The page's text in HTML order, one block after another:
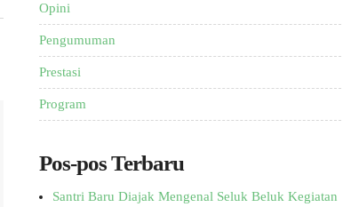
Opini
Pengumuman
Prestasi
Program
Pos-pos Terbaru
Santri Baru Diajak Mengenal Seluk Beluk Kegiatan